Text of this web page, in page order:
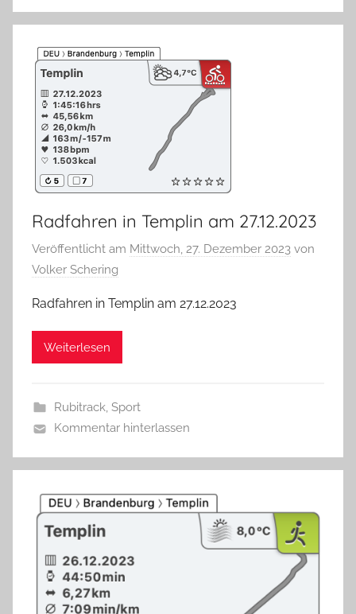
Radfahren in Templin am 27.12.2023
Veröffentlicht am Mittwoch, 27. Dezember 2023 von
Volker Schering
Radfahren in Templin am 27.12.2023
Weiterlesen
Rubitrack, Sport
Kommentar hinterlassen